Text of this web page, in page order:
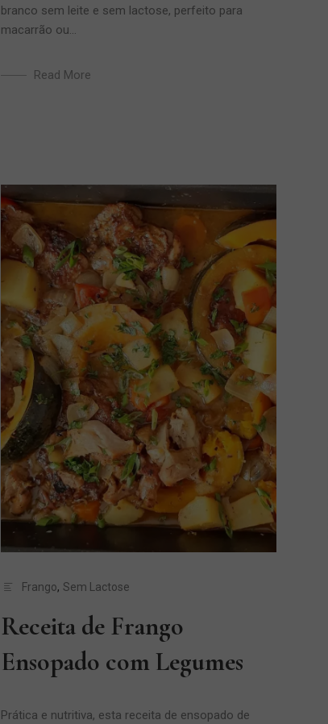
branco sem leite e sem lactose, perfeito para
macarrão ou...
Read More
Frango, Sem Lactose
Receita de Frango
Ensopado com Legumes
Prática e nutritiva, esta receita de ensopado de